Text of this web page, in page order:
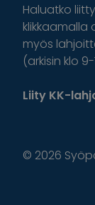
Haluatko
myös
(arkisin klo 9-
Liity KK-
© 2026